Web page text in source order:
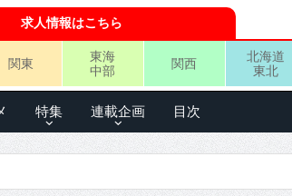
求人情報はこちら
関東
東海
中部
関西
北海道
東北
特集 連載企画 目次